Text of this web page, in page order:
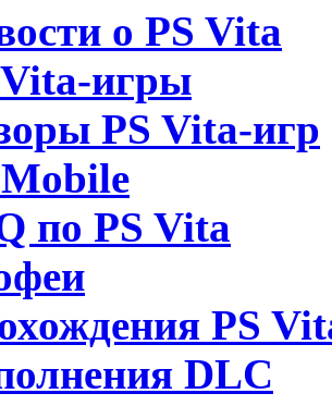
о PS Vita
игры
PS Vita-игр
по PS Vita
PS
DLC